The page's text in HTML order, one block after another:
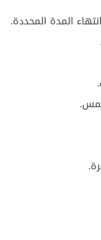
المدة المحددة.